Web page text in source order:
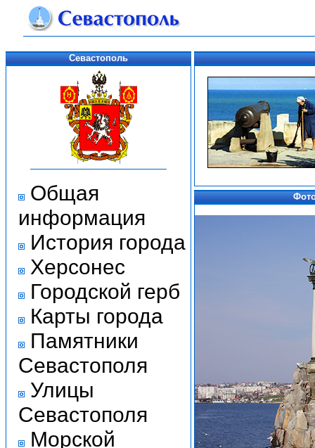
Севастополь
Общая
информация
История города
Херсонес
Городской герб
Карты города
Памятники
Севастополя
Улицы
Севастополя
Морской